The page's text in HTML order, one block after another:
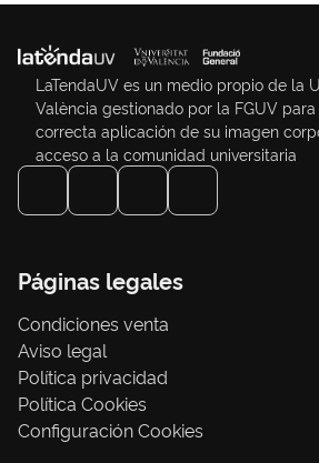
LaTendaUV es un medio propio de la
València gestionado por la FGUV
correcta aplicación de su imagen
acceso a la comunidad universitaria
Páginas legales
Condiciones venta
Aviso legal
Política privacidad
Política Cookies
Configuración Cookies